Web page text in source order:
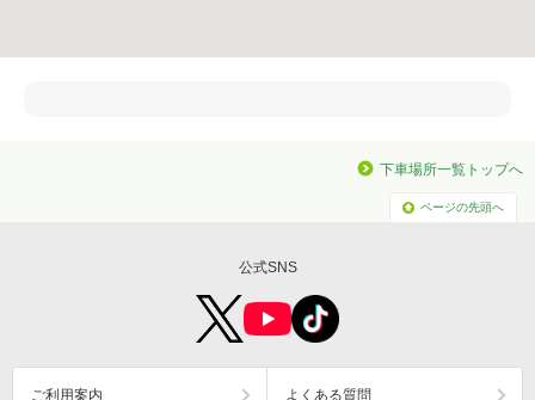
下車場所一覧トップへ
ページの先頭へ
公式SNS
ご利用案内 よくある質問